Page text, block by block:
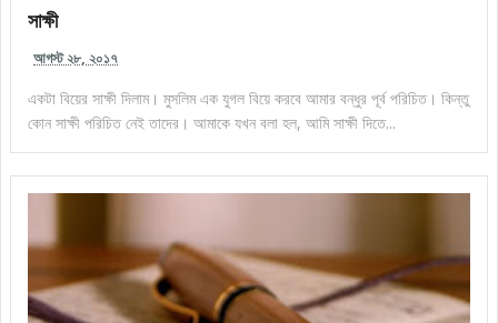
সাক্ষী
আগস্ট ২৮, ২০১৭
একটা বিয়ের সাক্ষী দিলাম। মুসলিম এক যুগল বিয়ে করবে আমার বন্ধুর পূর্ব পরিচিত। কিন্তু
কোন সাক্ষী পরিচিত নেই তাদের। আমাকে যখন বলা হল, আমি সাক্ষী দিতে...